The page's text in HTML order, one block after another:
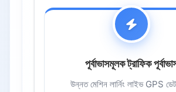
পূর্বাভাসমূলক ট্রাফিক
উন্নত মেশিন লার্নিং লাইভ GPS